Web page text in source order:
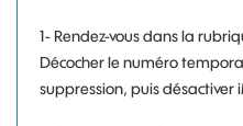
1- Rendez-vous dans la
Décocher le numéro
suppression, puis désactiver